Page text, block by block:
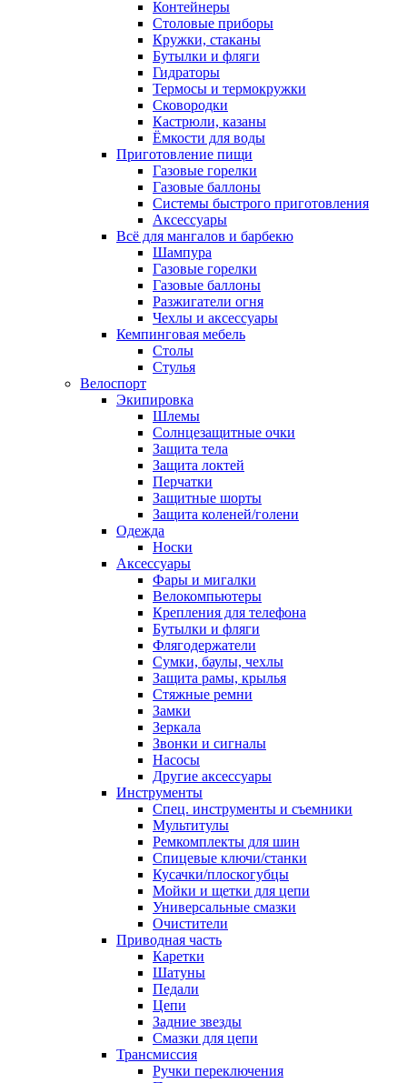
Контейнеры
Столовые приборы
Кружки, стаканы
Бутылки и фляги
Гидраторы
Термосы и термокружки
Сковородки
Кастрюли, казаны
Ёмкости для воды
Приготовление пищи
Газовые горелки
Газовые баллоны
Системы быстрого приготовления
Аксессуары
Всё для мангалов и барбекю
Шампура
Газовые горелки
Газовые баллоны
Разжигатели огня
Чехлы и аксессуары
Кемпинговая мебель
Столы
Стулья
Велоспорт
Экипировка
Шлемы
Солнцезащитные очки
Защита тела
Защита локтей
Перчатки
Защитные шорты
Защита коленей/голени
Одежда
Носки
Аксессуары
Фары и мигалки
Велокомпьютеры
Крепления для телефона
Бутылки и фляги
Флягодержатели
Сумки, баулы, чехлы
Защита рамы, крылья
Стяжные ремни
Замки
Зеркала
Звонки и сигналы
Насосы
Другие аксессуары
Инструменты
Спец. инструменты и съемники
Мультитулы
Ремкомплекты для шин
Спицевые ключи/станки
Кусачки/плоскогубцы
Мойки и щетки для цепи
Универсальные смазки
Очистители
Приводная часть
Каретки
Шатуны
Педали
Цепи
Задние звезды
Смазки для цепи
Трансмиссия
Ручки переключения